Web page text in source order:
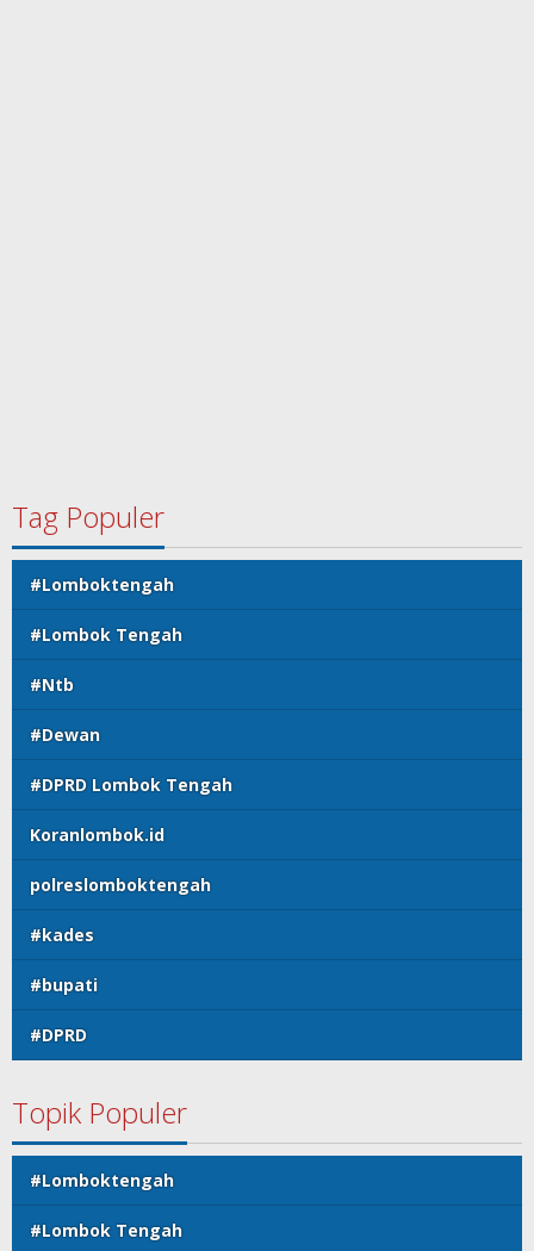
Tag Populer
#Lomboktengah
#Lombok Tengah
#Ntb
#Dewan
#DPRD Lombok Tengah
Koranlombok.id
polreslomboktengah
#kades
#bupati
#DPRD
Topik Populer
#Lomboktengah
#Lombok Tengah